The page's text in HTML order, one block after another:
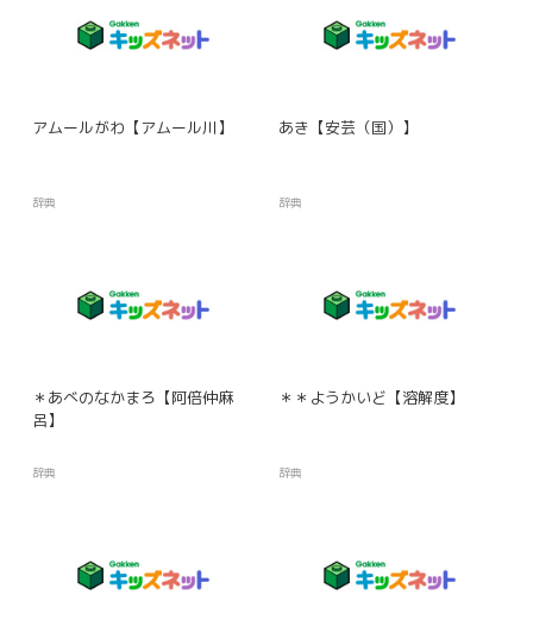
アムールがわ【アムール川】
辞典
あき【安芸（国）】
辞典
＊あべのなかまろ【阿倍仲麻
呂】
辞典
＊＊ようかいど【溶解度】
辞典